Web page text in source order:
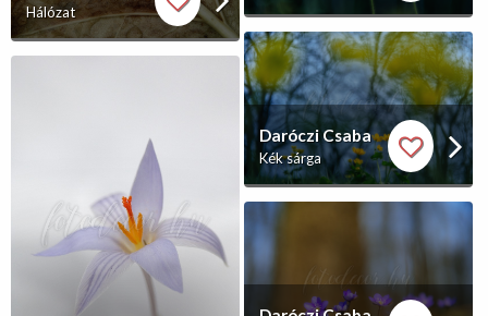
Hálózat
Daróczi Csaba
Kék sárga